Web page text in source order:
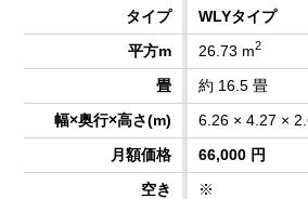
WLYタイプ
26.73 m2
約 16.5 畳
6.26 × 4.27 ×
66,000 円
※